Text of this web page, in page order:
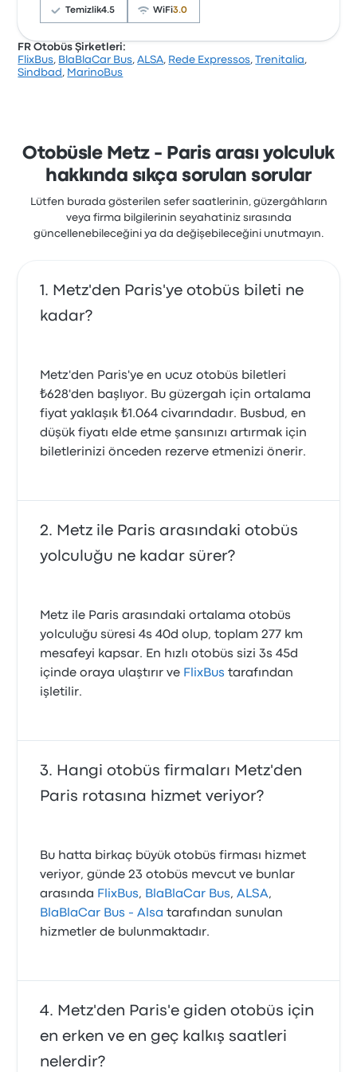
Temizlik4.5 WiFi3.0
Şirket, 18 değerlendirmeye dayanarak Busbud’da 2.9
için başlangıç fiyatı ₺658
FR Otobüs Şirketleri:
FlixBus, BlaBlaCar Bus,ALSA, Rede Expressos,Trenitalia,
Sindbad , MarinoBus
Otobüsle Metz - Paris arası yolculuk
hakkında sıkça sorulan sorular
Lütfen burada gösterilen sefer saatlerinin, güzergâhların
veya firma bilgilerinin seyahatiniz sırasında
güncellenebileceğini ya da değişebileceğini unutmayın.
Metz'den Paris'ye otobüs bileti ne
kadar?
Metz'den Paris'ye en ucuz otobüs biletleri
₺628'den başlıyor. Bu güzergah için ortalama
fiyat yaklaşık ₺1.064 civarındadır. Busbud, en
düşük fiyatı elde etme şansınızı artırmak için
biletlerinizi önceden rezerve etmenizi önerir.
Metz ile Paris arasındaki otobüs
yolculuğu ne kadar sürer?
Metz ile Paris arasındaki ortalama otobüs
yolculuğu süresi 4s 40d olup, toplam 277 km
mesafeyi kapsar. En hızlı otobüs sizi 3s 45d
içinde oraya ulaştırır ve FlixBus tarafından
işletilir.
Hangi otobüs firmaları Metz'den
Paris rotasına hizmet veriyor?
Bu hatta birkaç büyük otobüs firması hizmet
veriyor, günde 23 otobüs mevcut ve bunlar
arasında FlixBus, BlaBlaCar Bus,ALSA,
BlaBlaCar Bus - Alsa tarafından sunulan
hizmetler de bulunmaktadır.
Metz'den Paris'e giden otobüs için
en erken ve en geç kalkış saatleri
nelerdir?